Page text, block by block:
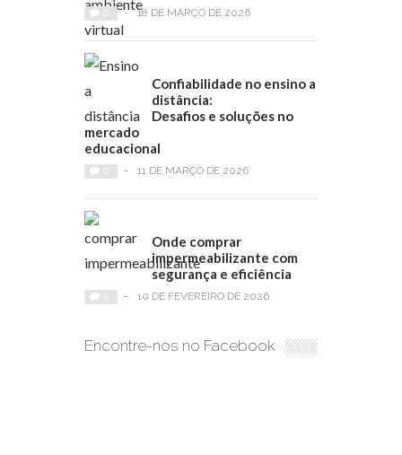
- 18 DE MARÇO DE 2026
Confiabilidade no ensino a
distância:
Desafios e soluções no
mercado
educacional
- 11 DE MARÇO DE 2026
Onde comprar
impermeabilizante com
segurança e eficiência
- 10 DE FEVEREIRO DE 2026
Encontre-nos no Facebook